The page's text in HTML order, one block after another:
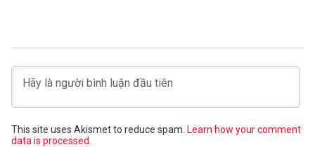
This site uses Akismet to reduce spam. Learn how your comment
data is processed.